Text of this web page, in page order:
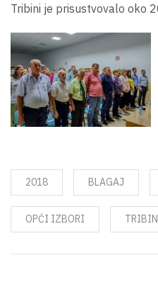
Tribini je prisustvovalo oko
2018 BLAGAJ
OPĆI IZBORI